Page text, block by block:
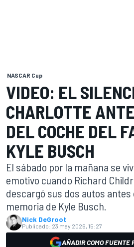
NASCAR Cup
VIDEO: EL
CHARLOTTE
DEL COCHE DEL
KYLE BUSCH
El sábado por la mañana se
emotivo cuando Richard
descargó sus dos autos antes
memoria de Kyle Busch.
Nick DeGroot
Publicado: 23 may 2026, 15:27
AÑADIR COMO FUENTE